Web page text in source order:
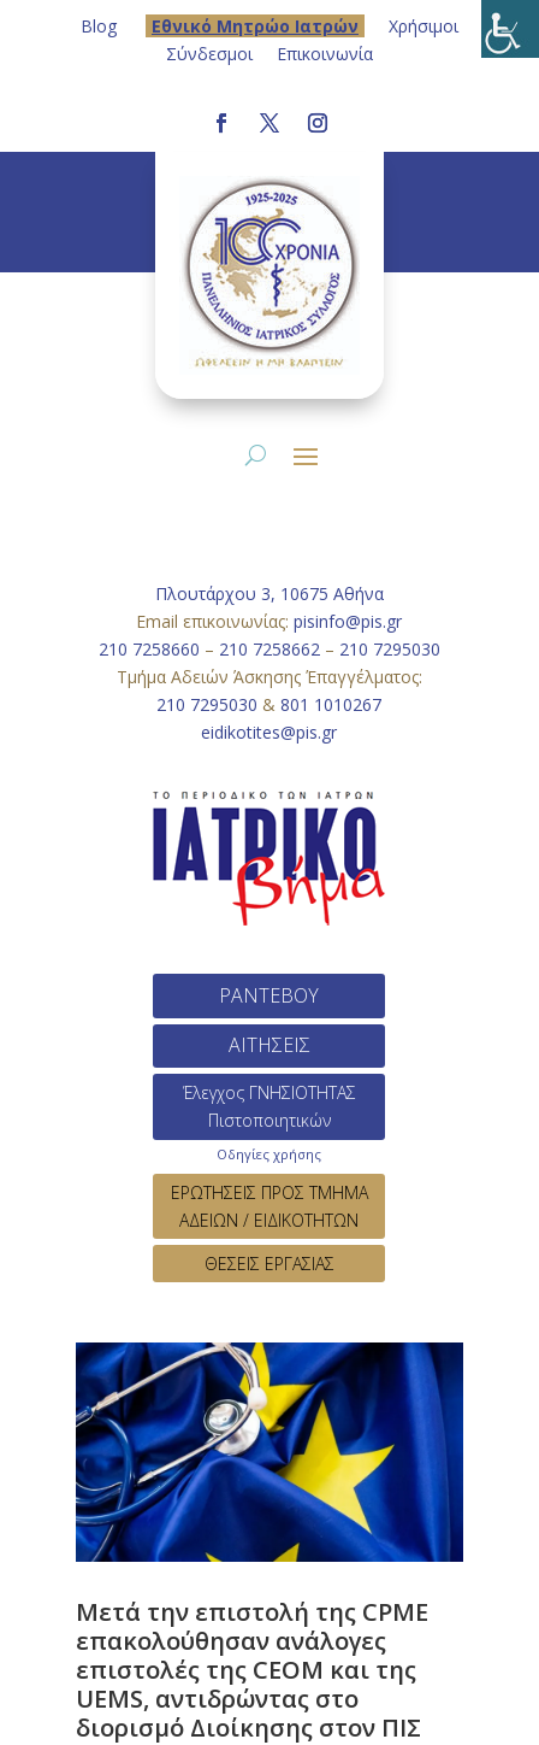
Blog Eθνικό Μητρώο Ιατρών
Χρήσιμοι
Σύνδεσμοι
Επικοινωνία
Πλουτάρχου 3, 10675 Αθήνα
Email επικοινωνίας:pisinfo@pis.gr
210 7258660 – 210 7258662– 210 7295030
Τμήμα Αδειών Άσκησης Έπαγγέλματος:
210 7295030 &801 1010267
eidikotites@pis.gr
ΡΑΝΤΕΒΟΥ
ΑΙΤΗΣΕΙΣ
Έλεγχος ΓΝΗΣΙΟΤΗΤΑΣ
Πιστοποιητικών
Οδηγίες χρήσης
ΕΡΩΤΗΣΕΙΣ ΠΡΟΣ ΤΜΗΜΑ
ΑΔΕΙΩΝ / ΕΙΔΙΚΟΤΗΤΩΝ
ΘΕΣΕΙΣ ΕΡΓΑΣΙΑΣ
Μετά την επιστολή της CPME
επακολούθησαν ανάλογες
επιστολές της CEOM και της
UEMS, αντιδρώντας στο
διορισμό Διοίκησης στον ΠΙΣ